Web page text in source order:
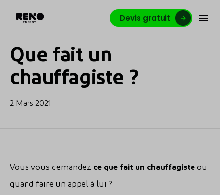
Devis gratuit
Que fait un
chauffagiste ?
2 Mars 2021
Vous vous demandez ce que fait un chauffagiste ou
quand faire un appel à lui ?